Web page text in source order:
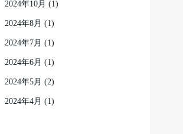
2024年10月 (1)
2024年8月 (1)
2024年7月 (1)
2024年6月 (1)
2024年5月 (2)
2024年4月 (1)